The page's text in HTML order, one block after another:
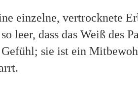
einzelne, vertrocknete
leer, dass das Weiß des
sie ist ein